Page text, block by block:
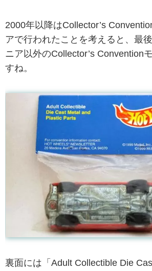
2000年以降はCollector’s
アで行われたことを考えると、最
ニア以外のCollector’s Convention
すね。
裏面には「Adult Collectible Die